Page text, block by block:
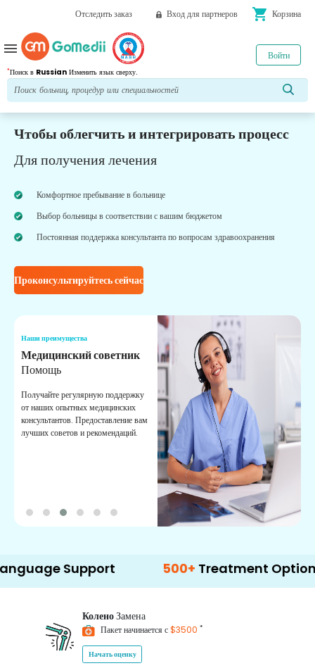
Отследить заказ Вход для партнеров shopping_cart Корзина
*Поиск в Russian Изменить язык сверху.
Войти
menu
Чтобы облегчить и интегрировать процесс
Для получения лечения
Комфортное пребывание в больнице
Выбор больницы в соответствии с вашим бюджетом
Постоянная поддержка консультанта по вопросам здравоохранения
Проконсультируйтесь сейчас
Наши преимущества
Медицинский советник
Помощь
Получайте регулярную поддержку
от наших опытных медицинских
консультантов. Предоставление вам
лучших советов и рекомендаций.
Support 500+ Treatment Options
КоленоЗамена
Пакет начинается с$3500 *
Начать оценку